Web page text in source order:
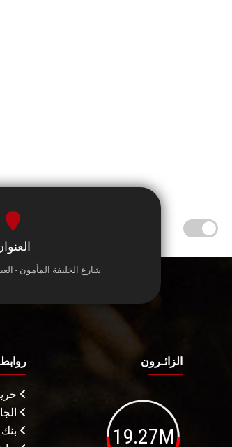
شارع الخليفة المأمون -
الزائـرون
19.27M